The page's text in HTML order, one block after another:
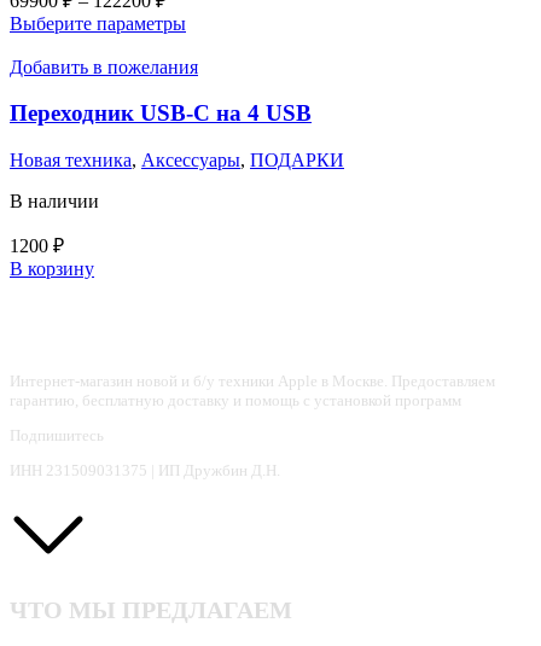
цен:
–
Выберите параметрыЭтот
имеет
вариаций.
можно
выбрать
Добавить в пожелания
Переходник USB-C на 4 USB
Новая техника, Аксессуары, ПОДАРКИ
В наличии
1200 ₽
В корзину
Интернет-магазин новой и б/у техники Apple в Москве. Предоставляем
гарантию, бесплатную доставку и помощь с установкой программ
Подпишитесь
ИНН 231509031375 | ИП Дружбин Д.Н.
ЧТО МЫ ПРЕДЛАГАЕМ